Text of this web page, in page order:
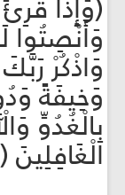
(وَإِذَا
وَاذْكُرْ
وَخِيفَةً
بِالْغُدُوِّ
الْغَافِلِينَ (205))